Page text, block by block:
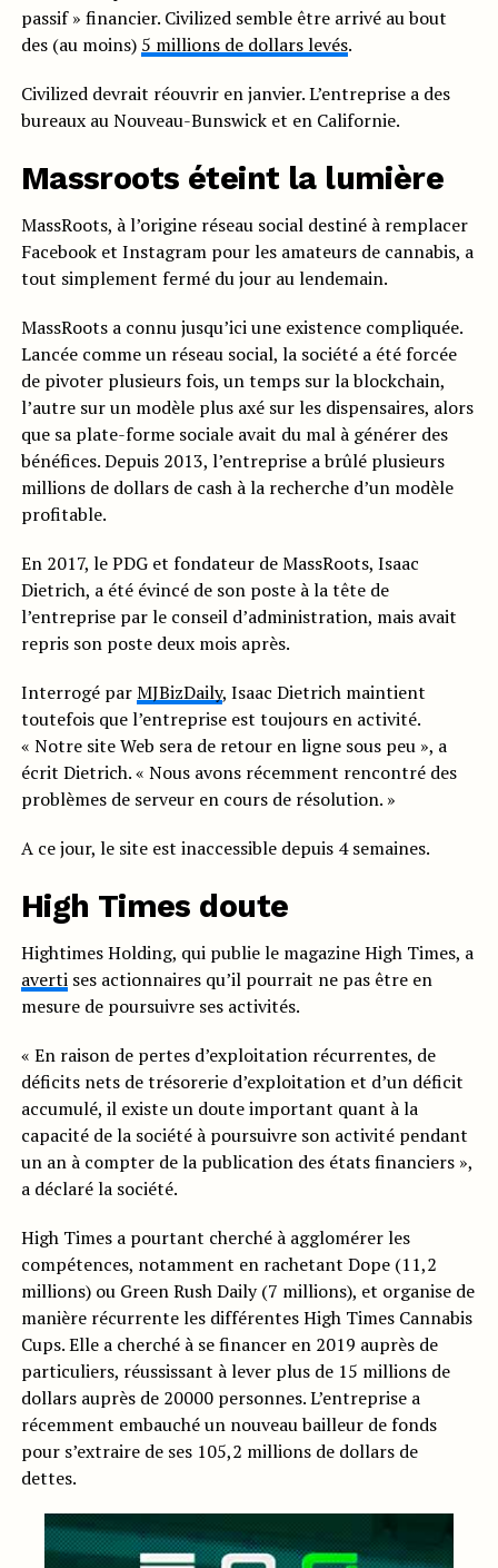
passif » financier. Civilized semble être arrivé au bout
des (au moins) 5 millions de dollars levés.
Civilized devrait réouvrir en janvier. L’entreprise a des
bureaux au Nouveau-Bunswick et en Californie.
Massroots éteint la lumière
MassRoots, à l’origine réseau social destiné à remplacer
Facebook et Instagram pour les amateurs de cannabis, a
tout simplement fermé du jour au lendemain.
MassRoots a connu jusqu’ici une existence compliquée.
Lancée comme un réseau social, la société a été forcée
de pivoter plusieurs fois, un temps sur la blockchain,
l’autre sur un modèle plus axé sur les dispensaires, alors
que sa plate-forme sociale avait du mal à générer des
bénéfices. Depuis 2013, l’entreprise a brûlé plusieurs
millions de dollars de cash à la recherche d’un modèle
profitable.
En 2017, le PDG et fondateur de MassRoots, Isaac
Dietrich, a été évincé de son poste à la tête de
l’entreprise par le conseil d’administration, mais avait
repris son poste deux mois après.
Interrogé parMJBizDaily, Isaac Dietrich maintient
toutefois que l’entreprise est toujours en activité.
« Notre site Web sera de retour en ligne sous peu », a
écrit Dietrich. « Nous avons récemment rencontré des
problèmes de serveur en cours de résolution. »
A ce jour, le site est inaccessible depuis 4 semaines.
High Times doute
Hightimes Holding, qui publie le magazine High Times, a
avertises actionnaires qu’il pourrait ne pas être en
mesure de poursuivre ses activités.
« En raison de pertes d’exploitation récurrentes, de
déficits nets de trésorerie d’exploitation et d’un déficit
accumulé, il existe un doute important quant à la
capacité de la société à poursuivre son activité pendant
un an à compter de la publication des états financiers »,
a déclaré la société.
High Times a pourtant cherché à agglomérer les
compétences, notamment en rachetant Dope (11,2
millions) ou Green Rush Daily (7 millions), et organise de
manière récurrente les différentes High Times Cannabis
Cups. Elle a cherché à se financer en 2019 auprès de
particuliers, réussissant à lever plus de 15 millions de
dollars auprès de 20000 personnes. L’entreprise a
récemment embauché un nouveau bailleur de fonds
pour s’extraire de ses 105,2 millions de dollars de
dettes.